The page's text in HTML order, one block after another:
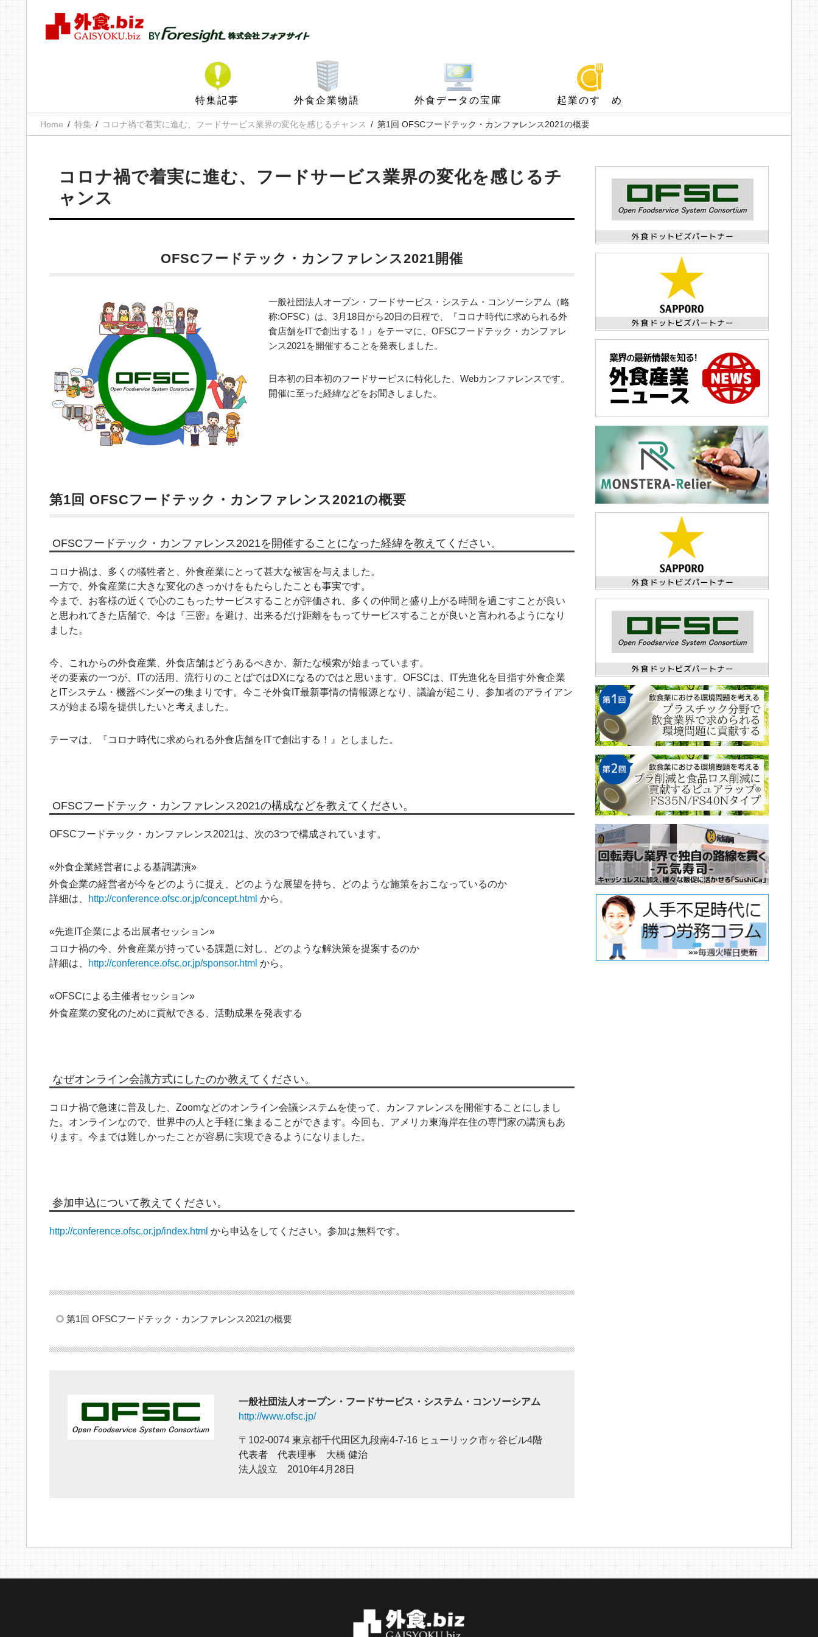
特集記事 外食企業物語 外食データの宝庫 起業のすゝめ
Home 特集 コロナ禍で着実に進む、フードサービス業界の変化を感じるチャンス 第1回 OFSCフードテック・カンファレンス2021の概要
コロナ禍で着実に進む、フードサービス業界の変化を感じるチ
ャンス
OFSCフードテック・カンファレンス2021開催
一般社団法人オープン・フードサービス・システム・コンソーシアム（略
称:OFSC）は、3月18日から20日の日程で、『コロナ時代に求められる外
食店舗をITで創出する！』をテーマに、OFSCフードテック・カンファレ
ンス2021を開催することを発表しました。
日本初の日本初のフードサービスに特化した、Webカンファレンスです。
開催に至った経緯などをお聞きしました。
第1回 OFSCフードテック・カンファレンス2021の概要
OFSCフードテック・カンファレンス2021を開催することになった経緯を教えてください。
コロナ禍は、多くの犠牲者と、外食産業にとって甚大な被害を与えました。
一方で、外食産業に大きな変化のきっかけをもたらしたことも事実です。
今まで、お客様の近くで心のこもったサービスすることが評価され、多くの仲間と盛り上がる時間を過ごすことが良い
と思われてきた店舗で、今は『三密』を避け、出来るだけ距離をもってサービスすることが良いと言われるようになり
ました。
今、これからの外食産業、外食店舗はどうあるべきか、新たな模索が始まっています。
その要素の一つが、ITの活用、流行りのことばではDXになるのではと思います。OFSCは、IT先進化を目指す外食企業
とITシステム・機器ベンダーの集まりです。今こそ外食IT最新事情の情報源となり、議論が起こり、参加者のアライアン
スが始まる場を提供したいと考えました。
テーマは、『コロナ時代に求められる外食店舗をITで創出する！』としました。
OFSCフードテック・カンファレンス2021の構成などを教えてください。
OFSCフードテック・カンファレンス2021は、次の3つで構成されています。
外食企業経営者による基調講演
外食企業の経営者が今をどのように捉え、どのような展望を持ち、どのような施策をおこなっているのか
詳細は、
http://conference.ofsc.or.jp/concept.html から。
先進IT企業による出展者セッション
コロナ禍の今、外食産業が持っている課題に対し、どのような解決策を提案するのか
詳細は、
http://conference.ofsc.or.jp/sponsor.html から。
OFSCによる主催者セッション
外食産業の変化のために貢献できる、活動成果を発表する
なぜオンライン会議方式にしたのか教えてください。
コロナ禍で急速に普及した、Zoomなどのオンライン会議システムを使って、カンファレンスを開催することにしまし
た。オンラインなので、世界中の人と手軽に集まることができます。今回も、アメリカ東海岸在住の専門家の講演もあ
ります。今までは難しかったことが容易に実現できるようになりました。
参加申込について教えてください。
http://conference.ofsc.or.jp/index.html から申込をしてください。参加は無料です。
第1回 OFSCフードテック・カンファレンス2021の概要
一般社団法人オープン・フードサービス・システム・コンソーシアム
http://www.ofsc.jp/
〒102-0074 東京都千代田区九段南4-7-16 ヒューリック市ヶ谷ビル4階
代表者 代表理事 大橋 健治
法人設立 2010年4月28日